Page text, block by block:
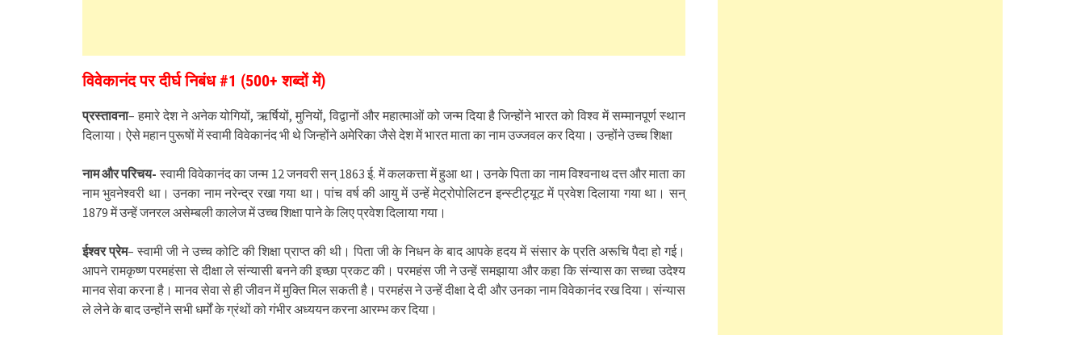
विवेकानंद पर दीर्घ निबंध #1 (500+ शब्दों में)
प्रस्तावना– हमारे देश ने अनेक योगियों, ऋर्षियों, मुनियों, विद्वानों और महात्माओं को जन्म दिया है जिन्होंने भारत को विश्व में सम्मानपूर्ण स्थान
दिलाया। ऐसे महान पुरूषों में स्वामी विवेकानंद भी थे जिन्होंने अमेरिका जैसे देश में भारत माता का नाम उज्जवल कर दिया। उन्होंने उच्च शिक्षा
नाम और परिचय- स्वामी विवेकानंद का जन्म 12 जनवरी सन् 1863 ई. में कलकत्ता में हुआ था। उनके पिता का नाम विश्वनाथ दत्त और माता का
नाम भुवनेश्वरी था। उनका नाम नरेन्द्र रखा गया था। पांच वर्ष की आयु में उन्हें मेट्रोपोलिटन इन्स्टीट्यूट में प्रवेश दिलाया गया था। सन्
1879 में उन्हें जनरल असेम्बली कालेज में उच्च शिक्षा पाने के लिए प्रवेश दिलाया गया।
ईश्वर प्रेम– स्वामी जी ने उच्च कोटि की शिक्षा प्राप्त की थी। पिता जी के निधन के बाद आपके हदय में संसार के प्रति अरूचि पैदा हो गई।
आपने रामकृष्ण परमहंसा से दीक्षा ले संन्यासी बनने की इच्छा प्रकट की। परमहंस जी ने उन्हें समझाया और कहा कि संन्यास का सच्चा उदेश्य
मानव सेवा करना है। मानव सेवा से ही जीवन में मुक्ति मिल सकती है। परमहंस ने उन्हें दीक्षा दे दी और उनका नाम विवेकानंद रख दिया। संन्यास
ले लेने के बाद उन्होंने सभी धर्मों के ग्रंथों को गंभीर अध्ययन करना आरम्भ कर दिया।